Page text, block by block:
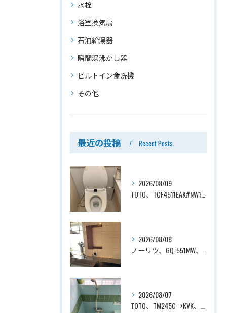
水栓
浴室換気扇
石油給湯器
瞬間湯沸かし器
ビルトイン食洗機
その他
最近の投稿 Recent Posts
2026/08/09
TOTO、TCF4511EAK#NW1→TOTO、TCF4714AK#NW1、ホワイト、瞬間式、温水洗浄便座、ウォシュレット交換工事ー埼玉県さいたま市見沼区南中野
2026/08/08
ノーリツ、GQ-551MW、5号、元止式、屋内壁掛、防熱カバー付き、瞬間湯沸かし器（小型湯沸器）設置工事ー埼玉県川口市道合
2026/08/07
TOTO、TM245C→KVK、KF800T、壁付タイプ、サーモスタット付シャワーバス水栓、浴室用水栓交換工事ー埼玉県上尾市平塚